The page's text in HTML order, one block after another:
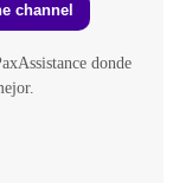
channel
donde